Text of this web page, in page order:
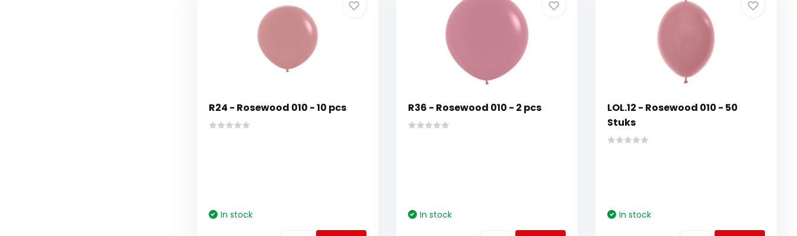
R24 - Rosewood 010 - 10 pcs
In stock
R36 - Rosewood 010 - 2 pcs
In stock
LOL.12 - Rosewood 010 - 50
Stuks
In stock